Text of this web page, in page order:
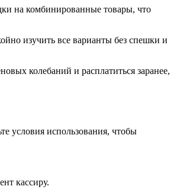
на комбинированные товары, что
изучить все варианты без спешки и
колебаний и расплатиться заранее,
условия использования, чтобы
кассиру.